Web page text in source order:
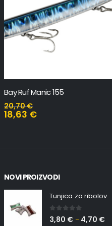
Tide Minnow Slim 175
26,41€–
23,77€
NOVI PROIZVODI
Tunjica za ribolov
0 out of 5
3,80 € – 4,70 €